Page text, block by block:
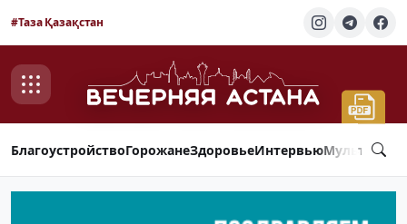
#Таза Қазақстан
БлагоустройствоГорожанеЗдоровьеИнтервью